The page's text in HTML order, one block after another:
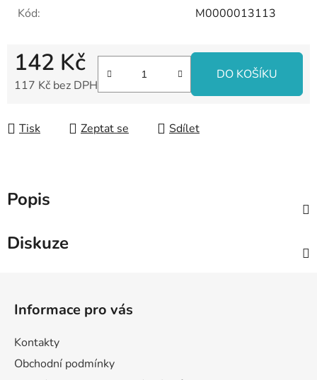
Kód:
M0000013113
142 Kč
117 Kč bez DPH
DO KOŠÍKU
Tisk Zeptat se Sdílet
Popis
Diskuze
Informace pro vás
Kontakty
Obchodní podmínky